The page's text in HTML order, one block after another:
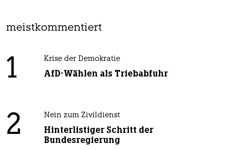
meistkommentiert
1 Krise der Demokratie
AfD-Wählen als Triebabfuhr
2 Nein zum Zivildienst
Hinterlistiger Schritt der
Bundesregierung